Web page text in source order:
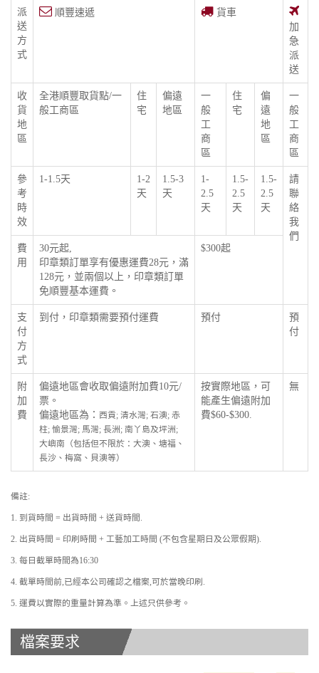
派
送
方
式
順豐速遞
貨車
加
急
派
送
收
貨
地
區
全港順豐取貨點/一
般工商區
住
宅
偏遠
地區
一
般
工
商
區
住
宅
偏
遠
地
區
一
般
工
商
區
參
考
時
效
1-1.5天
1-2
天
1.5-3
天
1-
2.5
天
1.5-
2.5
天
1.5-
2.5
天
請
聯
絡
我
們
費
用
30元起,
印章類訂單享有優惠運費28元，滿
128元，並兩個以上，印章類訂單
免順豐基本運費。
$300起
支
付
方
式
到付，印章類需要預付運費 預付
預
付
附
加
費
偏遠地區會收取偏遠附加費10元/
票。
偏遠地區為： 西貢; 清水灣; 石澳; 赤
柱; 愉景灣; 馬灣; 長洲; 南丫島及坪洲;
大嶼南（包括但不限於：大澳、塘福、
長沙、梅窩、貝澳等）
按實際地區，可
能產生偏遠附加
費$60-$300.
無
備註:
1. 到貨時間 = 出貨時間 + 送貨時間.
2. 出貨時間 = 印刷時間 + 工藝加工時間 (不包含星期日及公眾假期).
3. 每日截單時間為16:30
4. 截單時間前,已經本公司確認之檔案,可於當晚印刷.
5. 運費以實際的重量計算為準。上述只供參考。
檔案要求